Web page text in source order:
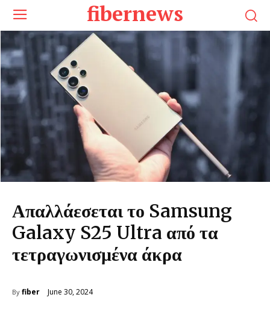
fibernews
Απαλλάεσεται το Samsung
Galaxy S25 Ultra από τα
τετραγωνισμένα άκρα
By fiber June 30, 2024